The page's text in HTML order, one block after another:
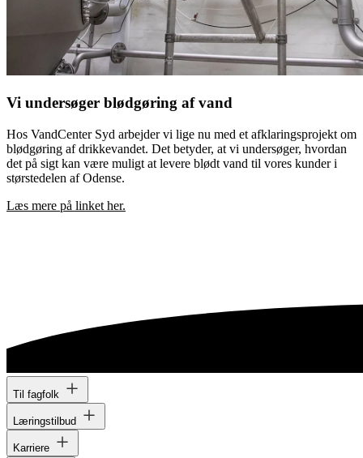
Vi undersøger blødgøring af vand
Hos VandCenter Syd arbejder vi lige nu med et afklaringsprojekt om
blødgøring af drikkevandet. Det betyder, at vi undersøger, hvordan
det på sigt kan være muligt at levere blødt vand til vores kunder i
størstedelen af Odense.
Læs mere på linket her.
Til fagfolk
Læringstilbud
Karriere